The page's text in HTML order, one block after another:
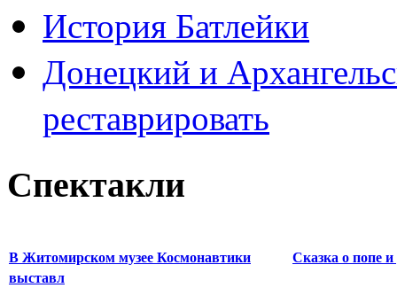
История Батлейки
Донецкий и
реставрировать
Спектакли
В Житомирском музее Космонавтики
выставл
Сказка о попе